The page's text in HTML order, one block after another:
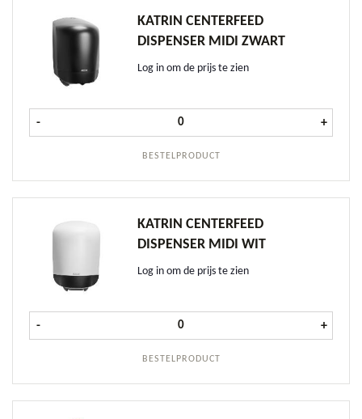
KATRIN CENTERFEED
DISPENSER MIDI ZWART
Log in om de prijs te zien
BESTELPRODUCT
- Katrin Centerfeed Dispenser Midi
+
KATRIN CENTERFEED
DISPENSER MIDI WIT
Log in om de prijs te zien
BESTELPRODUCT
- Katrin Centerfeed Dispenser Midi
+